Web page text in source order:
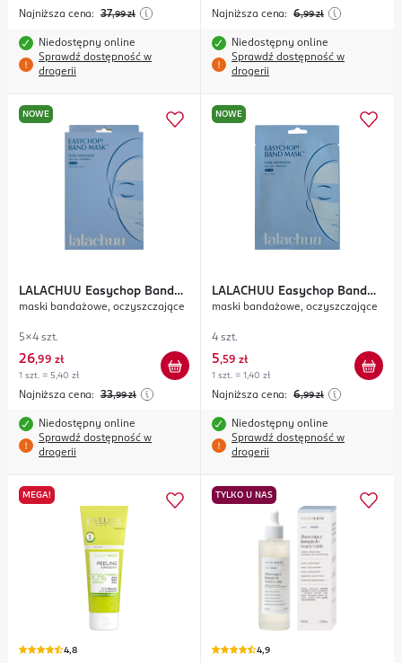
Najniższa cena: 37,99 zł
Niedostępny online
Sprawdź dostępność w
drogerii
Najniższa cena: 6,99 zł
Niedostępny online
Sprawdź dostępność w
drogerii
NOWE
LALACHUU Easychop Band
Mask Pore Minimizer
maski bandażowe, oczyszczające
5x4 szt.
26,99 zł
1 szt. = 5,40 zł
Najniższa cena: 33,99 zł
Niedostępny online
Sprawdź dostępność w
drogerii
NOWE
LALACHUU Easychop Band
Mask Pore Minimizer
maski bandażowe, oczyszczające
4 szt.
5,59 zł
1 szt. = 1,40 zł
Najniższa cena: 6,99 zł
Niedostępny online
Sprawdź dostępność w
drogerii
MEGA!
4,8
TYLKO U NAS
4,9